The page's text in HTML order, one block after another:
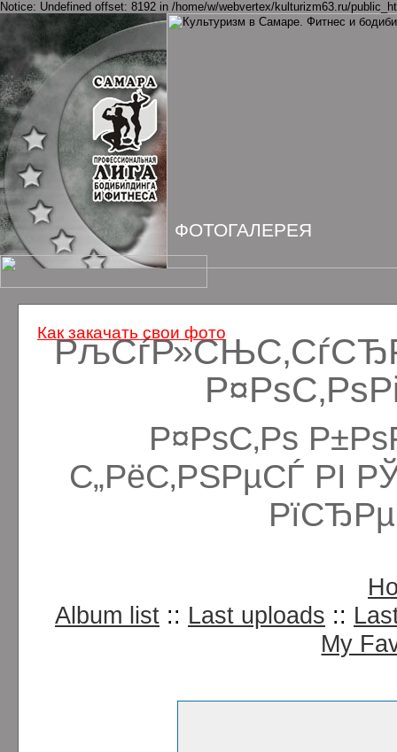
Notice: Undefined offset: 8192 in /home/w/webvertex/kulturizm63.ru/
Р¤РѕС‚Рѕ
С„РёС‚РЅРµСЃ РІ
Album list :: Last uploads ::
My
ФОТОГАЛЕРЕЯ
Как закачать свои фото